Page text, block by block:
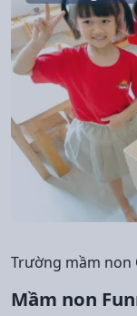
Trường mầm non
Mầm non